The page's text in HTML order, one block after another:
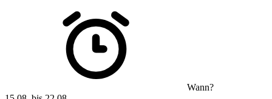
Wann?